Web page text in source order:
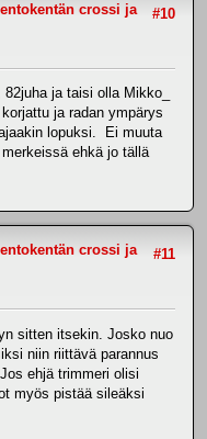
#10
crossi ja
ja taisi olla Mikko_
ja radan ympärys
lopuksi. Ei muuta
ehkä jo tällä
#11
crossi ja
sitten itsekin. Josko nuo
niin riittävä parannus
ehjä trimmeri olisi
myös pistää sileäksi